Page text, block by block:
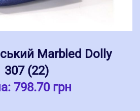
Marbled Dolly
307 (22)
798.70 грн